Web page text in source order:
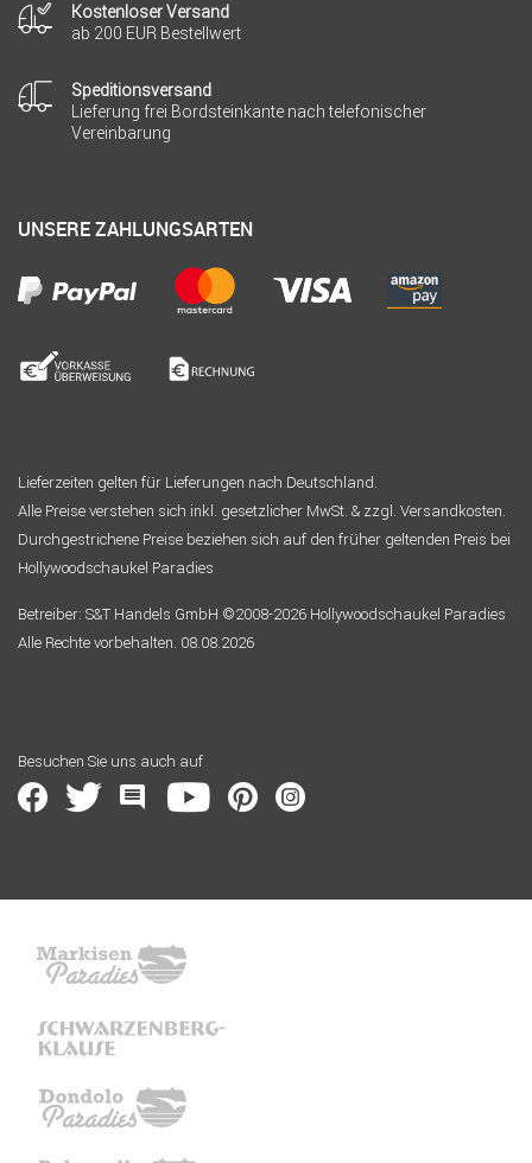
Kostenloser Versand
ab 200 EUR Bestellwert
Speditionsversand
Lieferung frei Bordsteinkante nach telefonischer
Vereinbarung
UNSERE ZAHLUNGSARTEN
Lieferzeiten gelten für Lieferungen nach Deutschland.
Alle Preise verstehen sich inkl. gesetzlicher MwSt. & zzgl. Versandkosten.
Durchgestrichene Preise beziehen sich auf den früher geltenden Preis bei
Hollywoodschaukel Paradies
Betreiber: S&T Handels GmbH ©2008-2026 Hollywoodschaukel Paradies
Alle Rechte vorbehalten. 08.08.2026
Besuchen Sie uns auch auf